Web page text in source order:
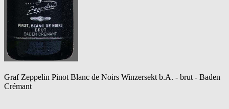
Graf Zeppelin Pinot Blanc de Noirs Winzersekt b.A. - brut - Baden
Crémant